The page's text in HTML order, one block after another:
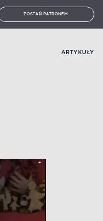
ZOSTAŃ PATRONEM
ARTYKUŁY